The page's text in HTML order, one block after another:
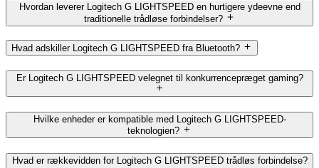
Hvordan leverer Logitech G LIGHTSPEED en hurtigere ydeevne end
traditionelle trådløse forbindelser?
Hvad adskiller Logitech G LIGHTSPEED fra Bluetooth?
Er Logitech G LIGHTSPEED velegnet til konkurrencepræget gaming?
Hvilke enheder er kompatible med Logitech G LIGHTSPEED-
teknologien?
Hvad er rækkevidden for Logitech G LIGHTSPEED trådløs forbindelse?